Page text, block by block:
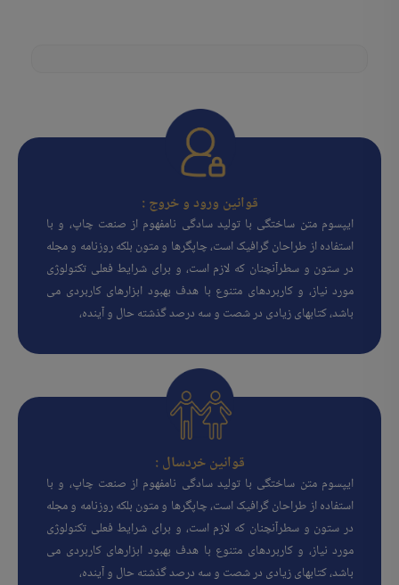
قوانین ورود و خروج :
ایپسوم متن ساختگی با تولید سادگی نامفهوم از صنعت چاپ، و با
استفاده از طراحان گرافیک است، چاپگرها و متون بلکه روزنامه و مجله
در ستون و سطرآنچنان که لازم است، و برای شرایط فعلی تکنولوژی
مورد نیاز، و کاربردهای متنوع با هدف بهبود ابزارهای کاربردی می
باشد، کتابهای زیادی در شصت و سه درصد گذشته حال و آینده،
قوانین خردسال :
ایپسوم متن ساختگی با تولید سادگی نامفهوم از صنعت چاپ، و با
استفاده از طراحان گرافیک است، چاپگرها و متون بلکه روزنامه و مجله
در ستون و سطرآنچنان که لازم است، و برای شرایط فعلی تکنولوژی
مورد نیاز، و کاربردهای متنوع با هدف بهبود ابزارهای کاربردی می
باشد، کتابهای زیادی در شصت و سه درصد گذشته حال و آینده،